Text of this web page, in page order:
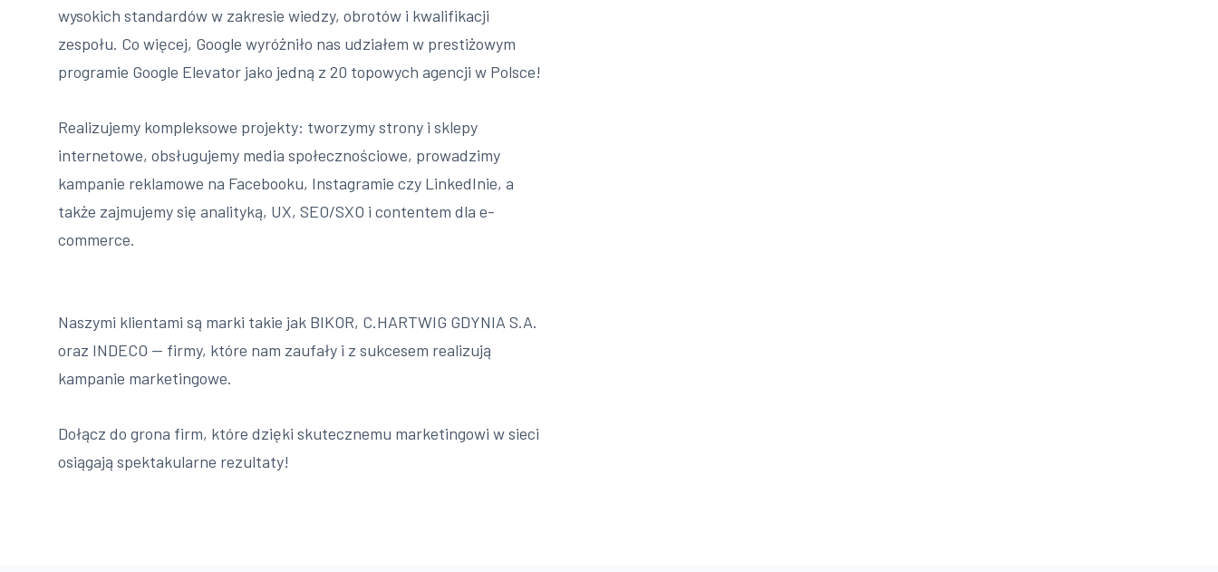
wysokich standardów w zakresie wiedzy, obrotów i kwalifikacji
zespołu. Co więcej, Google wyróżniło nas udziałem w prestiżowym
programie Google Elevator jako jedną z 20 topowych agencji w Polsce!
Realizujemy kompleksowe projekty: tworzymy strony i sklepy
internetowe, obsługujemy media społecznościowe, prowadzimy
kampanie reklamowe na Facebooku, Instagramie czy LinkedInie, a
także zajmujemy się analityką, UX, SEO/SXO i contentem dla e-
commerce.
Naszymi klientami są marki takie jak BIKOR, C.HARTWIG GDYNIA S.A.
oraz INDECO — firmy, które nam zaufały i z sukcesem realizują
kampanie marketingowe.
Dołącz do grona firm, które dzięki skutecznemu marketingowi w sieci
osiągają spektakularne rezultaty!